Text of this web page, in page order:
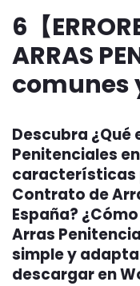
6【
ARRAS
comunes
Descubra ¿Qué
Penitenciales
características
Contrato de
España?
Arras
simple y
descargar en